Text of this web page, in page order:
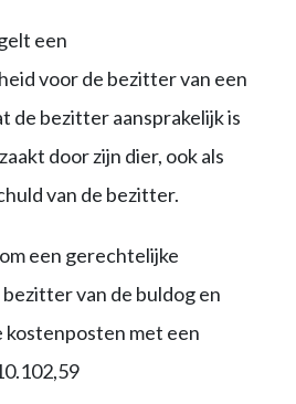
een
voor de bezitter van een
de bezitter aansprakelijk is
door zijn dier, ook als
van de bezitter.
een gerechtelijke
van de buldog en
met een